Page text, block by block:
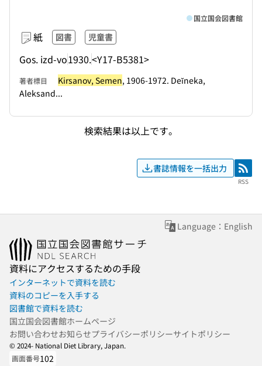
紙 図書 児童書
Gos. izd-vo1930.<Y17-B5381>
国立国会図書館
著者標目 Kirsanov, Semen, 1906-1972. Deĭneka,
Aleksand...
検索結果は以上です。
書誌情報を一括出力 RSS
RSS
Language：English
資料にアクセスするための手段
インターネットで資料を読む
資料のコピーを入手する
図書館で資料を読む
国立国会図書館ホームページ
お問い合わせお知らせプライバシーポリシーサイトポリシー
© 2024- National Diet Library, Japan.
画面番号102